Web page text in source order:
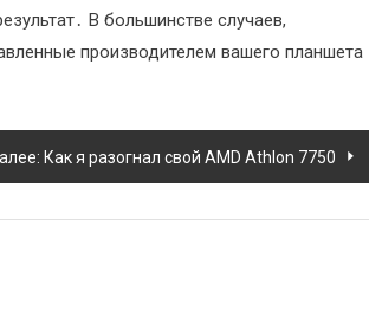
В большинстве случаев,
производителем вашего планшета
Как я разогнал свой AMD Athlon 7750